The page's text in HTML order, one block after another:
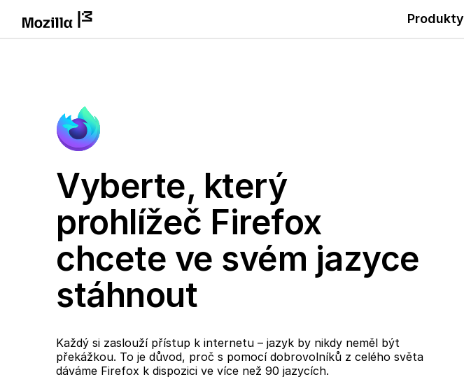
Produkty
Vyberte, který
prohlížeč Firefox
chcete ve svém jazyce
stáhnout
Každý si zaslouží přístup k internetu – jazyk by nikdy neměl být
překážkou. To je důvod, proč s pomocí dobrovolníků z celého světa
dáváme Firefox k dispozici ve více než 90 jazycích.